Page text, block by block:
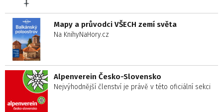
Mapy a průvodci VŠECH zemí světa
Na KnihyNaHory.cz
Alpenverein Česko-Slovensko
Nejvýhodnější členství je právě v této oficiální sekci